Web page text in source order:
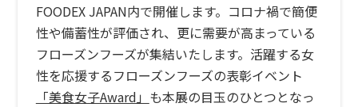
FOODEX JAPAN内で開催します。コロナ禍で簡便
性や備蓄性が評価され、更に需要が高まっている
フローズンフーズが集結いたします。活躍する女
性を応援するフローズンフーズの表彰イベント
「美食女子Award」 も本展の目玉のひとつとなっ